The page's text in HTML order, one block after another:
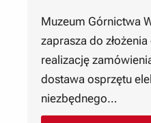
Muzeum Górnictwa
zaprasza do
realizację
dostawa osprzętu
niezbędnego…